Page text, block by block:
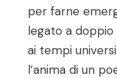
per farne
legato a doppio
ai tempi
l’anima di un